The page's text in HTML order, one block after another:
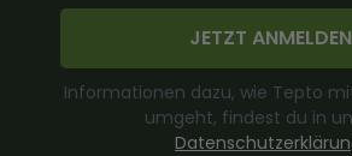
JETZT ANMELDEN
Informationen dazu, wie Tepto
umgeht, findest du in